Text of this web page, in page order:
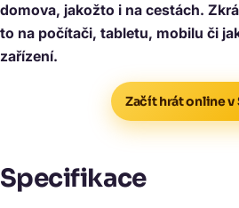
domova, jakožto i na cestách.
to na počítači, tabletu, mobilu či
zařízení.
Začít hrát online v
Specifikace